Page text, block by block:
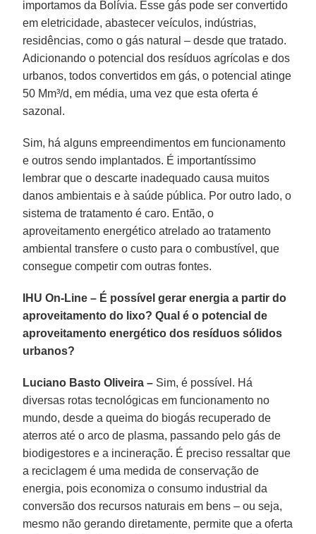
importamos da Bolívia. Esse gás pode ser convertido
em eletricidade, abastecer veículos, indústrias,
residências, como o gás natural – desde que tratado.
Adicionando o potencial dos resíduos agrícolas e dos
urbanos, todos convertidos em gás, o potencial atinge
50 Mm³/d, em média, uma vez que esta oferta é
sazonal.
Sim, há alguns empreendimentos em funcionamento
e outros sendo implantados. É importantíssimo
lembrar que o descarte inadequado causa muitos
danos ambientais e à saúde pública. Por outro lado, o
sistema de tratamento é caro. Então, o
aproveitamento energético atrelado ao tratamento
ambiental transfere o custo para o combustível, que
consegue competir com outras fontes.
IHU On-Line – É possível gerar energia a partir do
aproveitamento do lixo? Qual é o potencial de
aproveitamento energético dos resíduos sólidos
urbanos?
Luciano Basto Oliveira – Sim, é possível. Há
diversas rotas tecnológicas em funcionamento no
mundo, desde a queima do biogás recuperado de
aterros até o arco de plasma, passando pelo gás de
biodigestores e a incineração. É preciso ressaltar que
a reciclagem é uma medida de conservação de
energia, pois economiza o consumo industrial da
conversão dos recursos naturais em bens – ou seja,
mesmo não gerando diretamente, permite que a oferta